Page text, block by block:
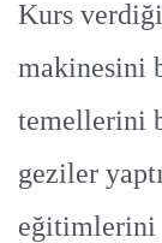
Kurs
makinesini
temellerini
geziler
eğitimlerini